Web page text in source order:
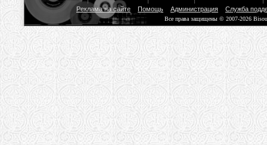
Реклама на сайте
Помощь Администрация Служба
Все права защищены © 2007-2026